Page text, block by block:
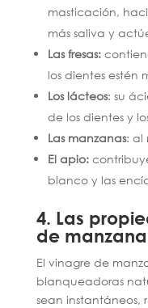
masticación,
más saliva y
Las fresas:
los dientes estén
Los lácteos: su
de los dientes y
Las manzanas: al
El apio:
blanco y las
4. Las
de manzana
El vinagre de
blanqueadoras
sean instantáneos,